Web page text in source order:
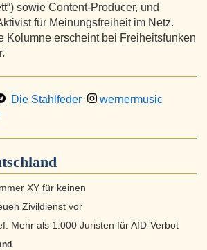
sowie Content-Producer, und
für Meinungsfreiheit im Netz.
Kolumne erscheint bei Freiheitsfunken
Die Stahlfeder
wernermusic
XY für keinen
Zivildienst vor
Mehr als 1.000 Juristen für AfD-Verbot